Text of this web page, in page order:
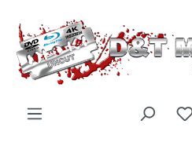
Zum Hauptinhalt springen